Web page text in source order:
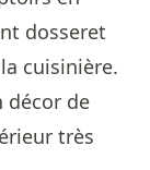
dosseret
cuisinière.